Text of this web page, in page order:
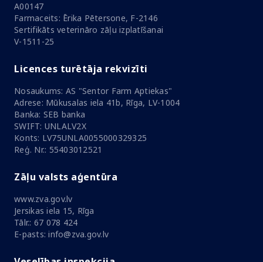
A00147
Farmaceits: Ērika Pētersone, F-2146
Sertifikāts veterināro zāļu izplatīšanai
V-1511-25
Licences turētāja rekvizīti
Nosaukums: AS "Sentor Farm Aptiekas"
Adrese: Mūkusalas iela 41b, Rīga, LV-1004
Banka: SEB banka
SWIFT: UNLALV2X
Konts: LV75UNLA0055000329325
Reģ. Nr.: 55403012521
Zāļu valsts aģentūra
www.zva.gov.lv
Jersikas iela 15, Rīga
Tālr.: 67 078 424
E-pasts: info@zva.gov.lv